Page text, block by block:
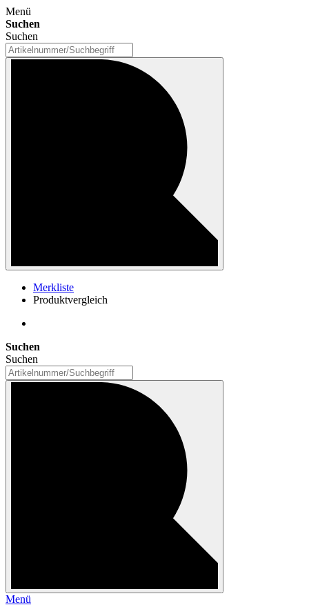
Menü
Suchen
Suchen
Merkliste
Produktvergleich
Suchen
Suchen
Menü